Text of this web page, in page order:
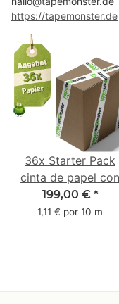
https://tapemonster.de
36x Starter Pack
cinta de papel con
logo - 1 color - 50
mm x 50 m - caucho
199,00 € *
1,11 € por 10 m